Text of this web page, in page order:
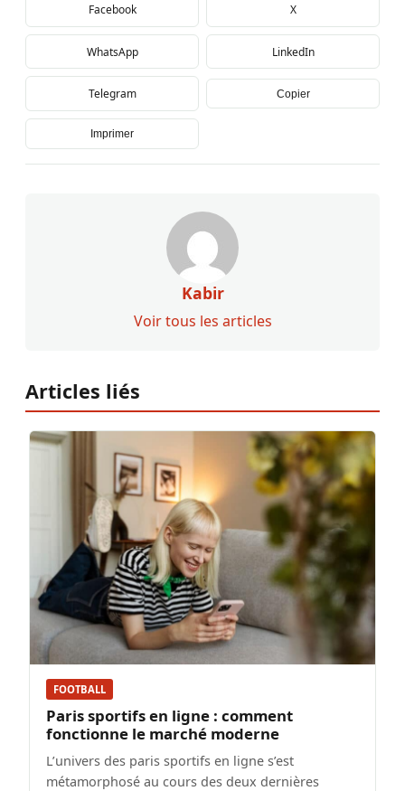
Facebook X
WhatsApp LinkedIn
Telegram Copier
Imprimer
Kabir
Voir tous les articles
Articles liés
FOOTBALL
Paris sportifs en ligne : comment
fonctionne le marché moderne
L’univers des paris sportifs en ligne s’est
métamorphosé au cours des deux dernières